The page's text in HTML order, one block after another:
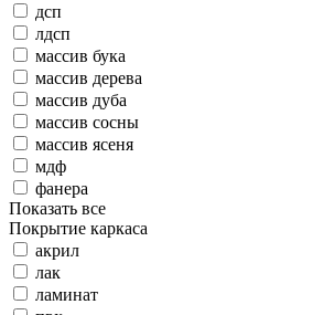
дсп
лдсп
массив бука
массив дерева
массив дуба
массив сосны
массив ясеня
мдф
фанера
Показать все
Покрытие каркаса
акрил
лак
ламинат